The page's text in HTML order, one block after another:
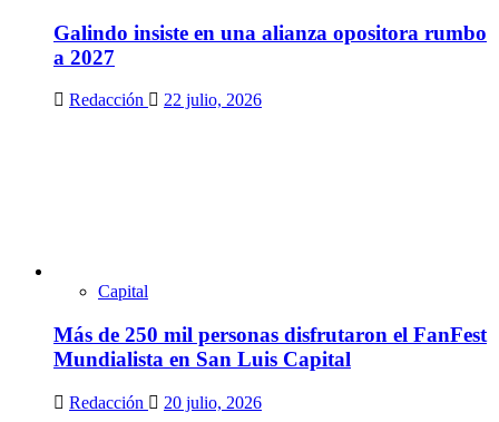
Galindo insiste en una alianza opositora rumbo
a 2027
Redacción 22 julio, 2026
Capital
Más de 250 mil personas disfrutaron el FanFest
Mundialista en San Luis Capital
Redacción 20 julio, 2026